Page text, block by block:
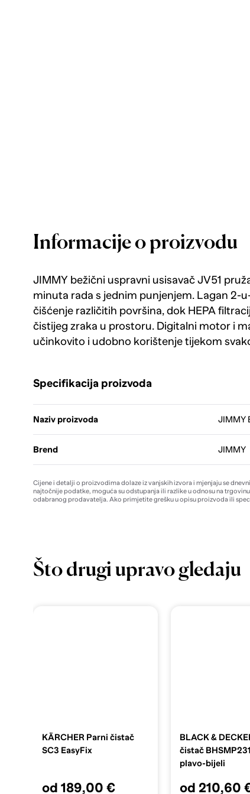
Informacije o proizvodu
JIMMY bežični uspravni usisavač JV51
minuta rada s jednim punjenjem. Lagan 2-
čišćenje različitih površina, dok HEPA
čistijeg zraka u prostoru. Digitalni motor i
učinkovito i udobno korištenje tijekom
Specifikacija proizvoda
Naziv proizvoda JIMMY
Brend JIMMY
Cijene i detalji o proizvodima dolaze iz vanjskih izvora i mjenjaju se
najtočnije podatke, moguća su odstupanja ili razlike u odnosu na
odabranog prodavatelja. Ako primjetite grešku u opisu proizvoda ili
Što drugi upravo gledaju
KÄRCHER Parni čistač
SC3 EasyFix
od 189,00 €
BLACK &
čistač
plavo-bijeli
od 210,60